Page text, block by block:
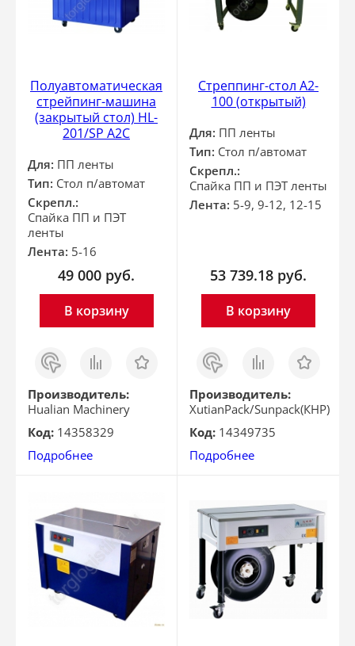
Полуавтоматическая
стрейпинг-машина
(закрытый стол) HL-
201/SP A2C
Для: ПП ленты
Тип: Стол п/автомат
Скрепл.:
Спайка ПП и ПЭТ
ленты
Лента: 5-16
49 000 руб.
В корзину
Заказ
в 1
клик
Сравнить Отложить
Производитель:
Hualian Machinery
Код: 14358329
Подробнее
Стреппинг-стол A2-
100 (открытый)
Для: ПП ленты
Тип: Стол п/автомат
Скрепл.:
Спайка ПП и ПЭТ ленты
Лента: 5-9, 9-12, 12-15
53 739.18 руб.
В корзину
Заказ
в 1
клик
Сравнить Отложить
Производитель:
XutianPack/Sunpack(КНР)
Код: 14349735
Подробнее